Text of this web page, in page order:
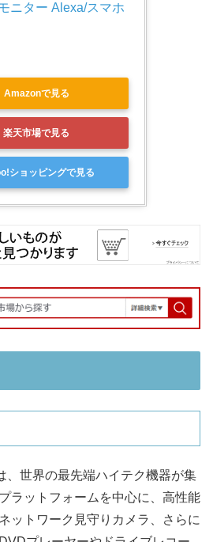
ニター Alexa/スマホ
Amazonで見る
楽天市場で見る
ショッピングで見る
、世界の最先端ハイテク機器が集
ラットフォームを中心に、高性能
ットワーク見守りカメラ、さらに